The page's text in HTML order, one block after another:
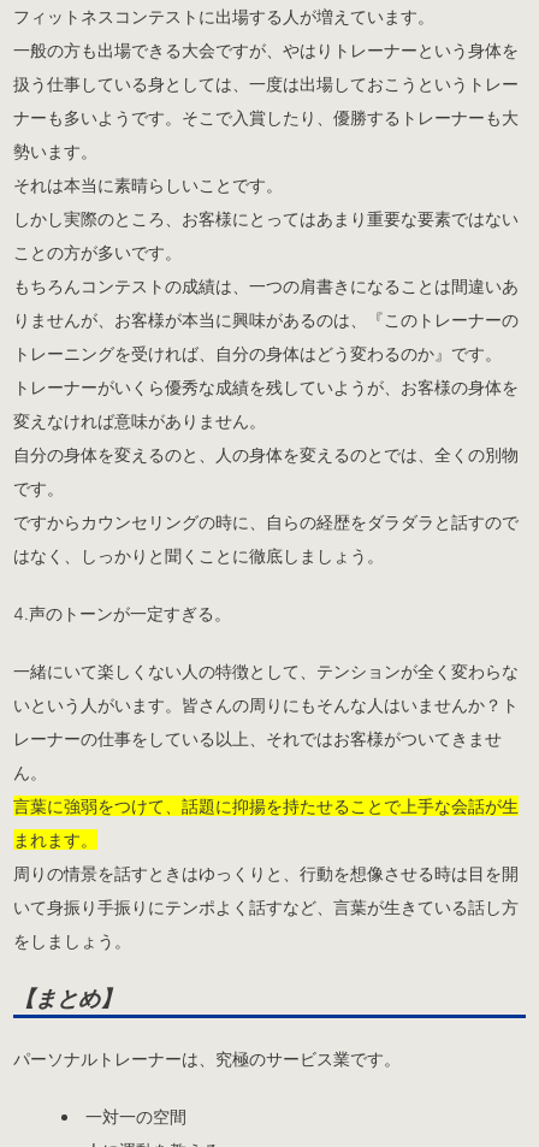
フィットネスコンテストに出場する人が増えています。
一般の方も出場できる大会ですが、やはりトレーナーという身体を
扱う仕事している身としては、一度は出場しておこうというトレー
ナーも多いようです。そこで入賞したり、優勝するトレーナーも大
勢います。
それは本当に素晴らしいことです。
しかし実際のところ、お客様にとってはあまり重要な要素ではない
ことの方が多いです。
もちろんコンテストの成績は、一つの肩書きになることは間違いあ
りませんが、お客様が本当に興味があるのは、『このトレーナーの
トレーニングを受ければ、自分の身体はどう変わるのか』です。
トレーナーがいくら優秀な成績を残していようが、お客様の身体を
変えなければ意味がありません。
自分の身体を変えるのと、人の身体を変えるのとでは、全くの別物
です。
ですからカウンセリングの時に、自らの経歴をダラダラと話すので
はなく、しっかりと聞くことに徹底しましょう。
4.声のトーンが一定すぎる。
一緒にいて楽しくない人の特徴として、テンションが全く変わらな
いという人がいます。皆さんの周りにもそんな人はいませんか？ト
レーナーの仕事をしている以上、それではお客様がついてきませ
ん。
言葉に強弱をつけて、話題に抑揚を持たせることで上手な会話が生
まれます。
周りの情景を話すときはゆっくりと、行動を想像させる時は目を開
いて身振り手振りにテンポよく話すなど、言葉が生きている話し方
をしましょう。
【まとめ】
パーソナルトレーナーは、究極のサービス業です。
一対一の空間